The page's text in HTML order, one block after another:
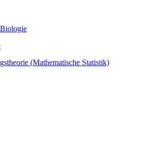
(Mathematische Statistik)